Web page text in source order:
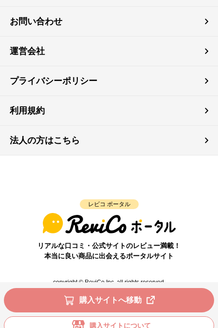
購入サイトへ移動
購入サイトについて
お問い合わせ
運営会社
プライバシーポリシー
利用規約
法人の方はこちら
レビコ ポータル
リアルな口コミ・公式サイトのレビュー満載！
本当に良い商品に出会えるポータルサイト
copyright © ReviCo Inc. all rights reserved.